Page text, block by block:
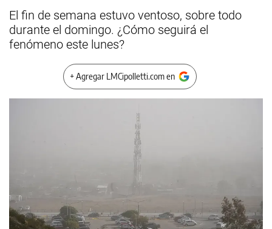
El fin de semana estuvo ventoso, sobre todo
durante el domingo. ¿Cómo seguirá el
fenómeno este lunes?
+ Agregar LMCipolletti.com en